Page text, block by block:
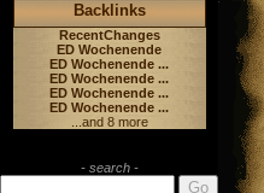
Backlinks
RecentChanges
ED Wochenende
ED Wochenende ...
ED Wochenende ...
ED Wochenende ...
ED Wochenende ...
...and 8 more
- search -